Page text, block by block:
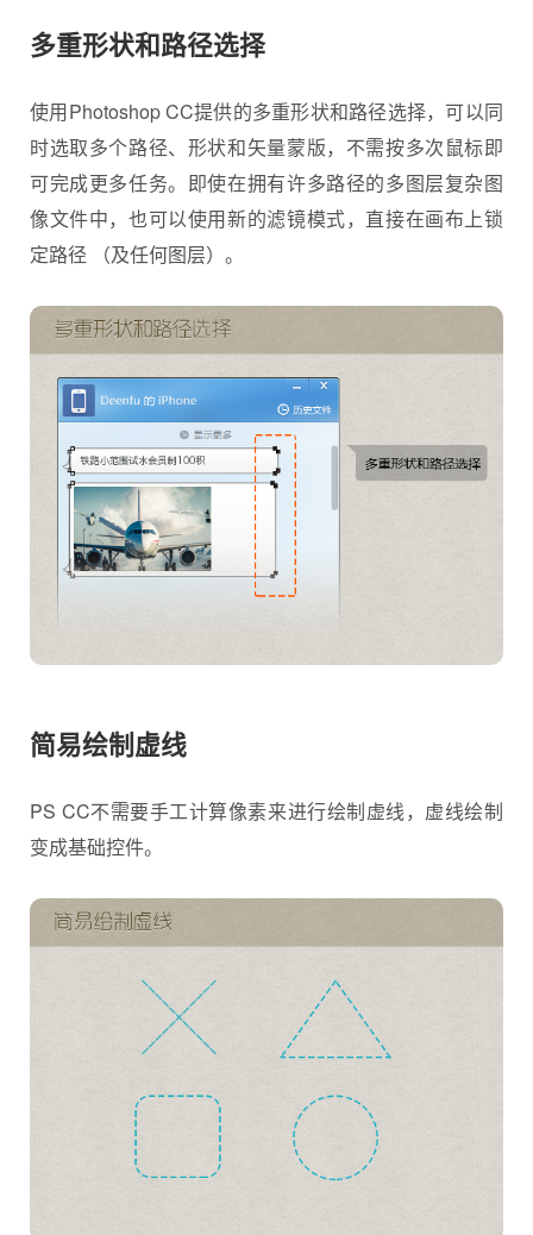
多重形状和路径选择
使用Photoshop CC提供的多重形状和路径选择，可以同
时选取多个路径、形状和矢量蒙版，不需按多次鼠标即
可完成更多任务。即使在拥有许多路径的多图层复杂图
像文件中，也可以使用新的滤镜模式，直接在画布上锁
定路径 （及任何图层）。
简易绘制虚线
PS CC不需要手工计算像素来进行绘制虚线，虚线绘制
变成基础控件。